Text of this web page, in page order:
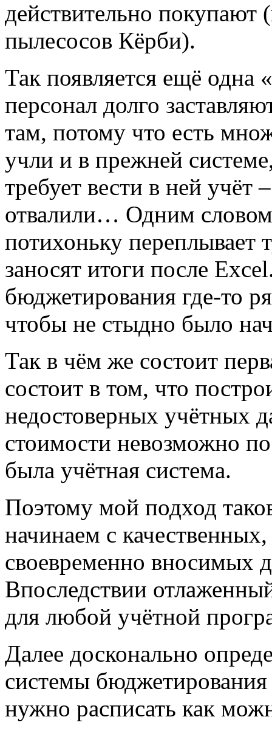
действительно покупают
пылесосов Кёрби).
Так появляется ещё одна
персонал долго
там, потому что есть
учли и в прежней
требует вести в ней учёт
отвалили… Одним
потихоньку переплывает
заносят итоги после
бюджетирования где-то
чтобы не стыдно было
Так в чём же состоит
состоит в том, что
недостоверных учётных
стоимости невозможно
была учётная система.
Поэтому мой подход
начинаем с
своевременно вносимых
Впоследствии
для любой учётной
Далее досконально
системы бюджетирования
нужно расписать как